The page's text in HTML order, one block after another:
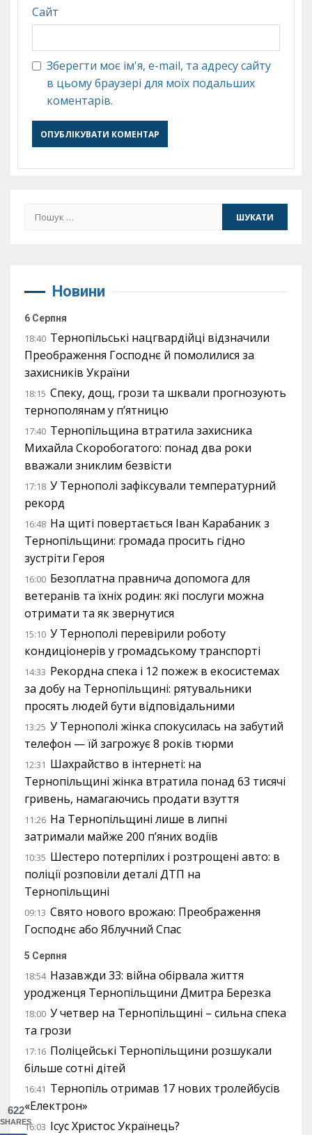
Сайт
Зберегти моє ім'я, e-mail, та адресу сайту
в цьому браузері для моїх подальших
коментарів.
Пошук:
Новини
6 Серпня
18:40 Тернопільські нацгвардійці відзначили
Преображення Господнє й помолилися за
захисників України
18:15 Спеку, дощ, грози та шквали прогнозують
тернополянам у п’ятницю
17:40 Тернопільщина втратила захисника
Михайла Скоробогатого: понад два роки
вважали зниклим безвісти
17:18 У Тернополі зафіксували температурний
рекорд
16:48 На щиті повертається Іван Карабаник з
Тернопільщини: громада просить гідно
зустріти Героя
16:00 Безоплатна правнича допомога для
ветеранів та їхніх родин: які послуги можна
отримати та як звернутися
15:10 У Тернополі перевірили роботу
кондиціонерів у громадському транспорті
14:33 Рекордна спека і 12 пожеж в екосистемах
за добу на Тернопільщині: рятувальники
просять людей бути відповідальними
13:25 У Тернополі жінка спокусилась на забутий
телефон — їй загрожує 8 років тюрми
12:31 Шахрайство в інтернеті: на
Тернопільщині жінка втратила понад 63 тисячі
гривень, намагаючись продати взуття
11:26 На Тернопільщині лише в липні
затримали майже 200 п’яних водіїв
10:35 Шестеро потерпілих і розтрощені авто: в
поліції розповіли деталі ДТП на
Тернопільщині
09:13 Свято нового врожаю: Преображення
Господнє або Яблучний Спас
5 Серпня
18:54 Назавжди 33: війна обірвала життя
уродженця Тернопільщини Дмитра Березка
18:00 У четвер на Тернопільщині – сильна спека
та грози
17:16 Поліцейські Тернопільщини розшукали
більше сотні дітей
16:41 Тернопіль отримав 17 нових тролейбусів
«Електрон»
16:03 Ісус Христос Українець?
622
SHARES